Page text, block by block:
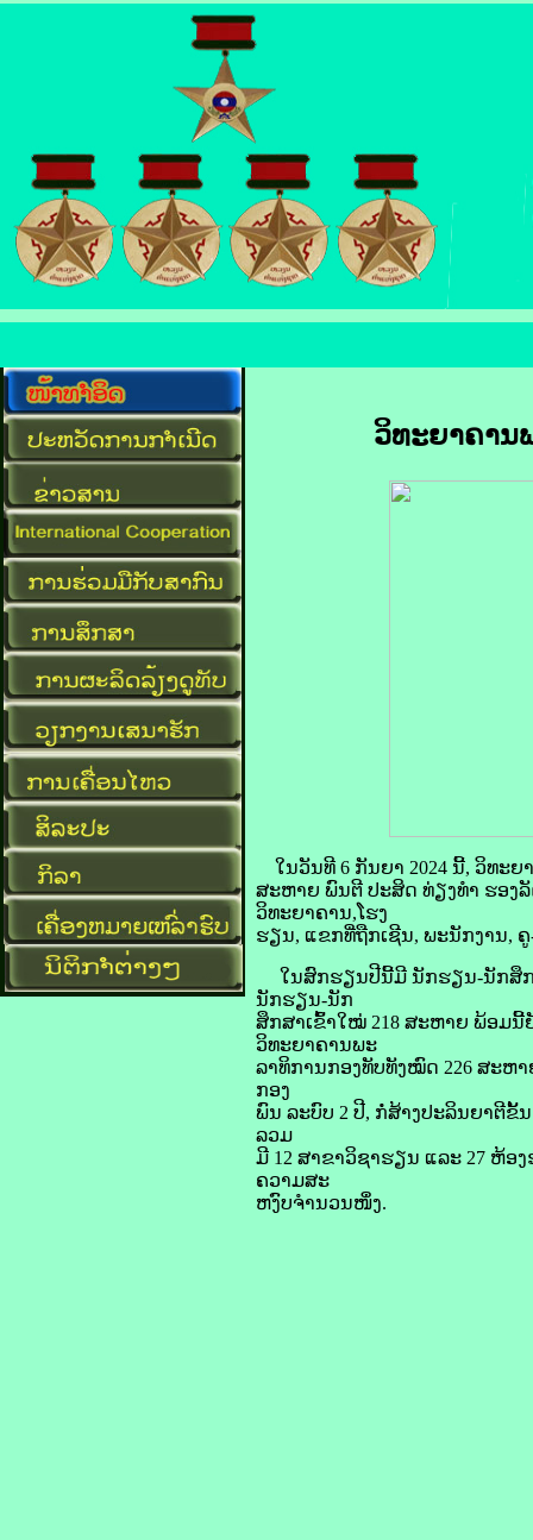
ວິທະຍາຄານ
ໃນວັນທີ 6 ກັນຍາ 2024 ນີ້, ວິທະ
ສະຫາຍ ພົນຕີ ປະສິດ ທ່ຽງທຳ ຮອງ
ວິທະຍາຄານ,ໂຮງ
ຮຽນ, ແຂກທີ່ຖືກເຊີນ, ພະນັກງານ,
ໃນສົກຮຽນປີນີ້ມີ ນັກຮຽນ-ນັກສຶກສ
ນັກຮຽນ-ນັກ
ສຶກສາເຂົ້າໃໝ່ 218 ສະຫາຍ ພ້ອມ
ວິທະຍາຄານພະ
ລາທິການກອງທັບທັງໝົດ 226 ສະຫ
ກອງ
ພົນ ລະບົບ 2 ປີ, ກໍ່ສ້າງປະລິນຍາຕີຂັ້
ລວມ
ມີ 12 ສາຂາວິຊາຮຽນ ແລະ 27 ຫ້ອ
ຄວາມສະ
ຫງົບຈໍານວນໜຶ່ງ.